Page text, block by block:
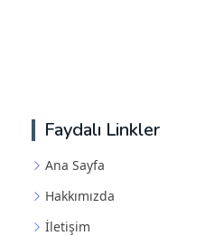
Faydalı Linkler
Ana Sayfa
Hakkımızda
İletişim